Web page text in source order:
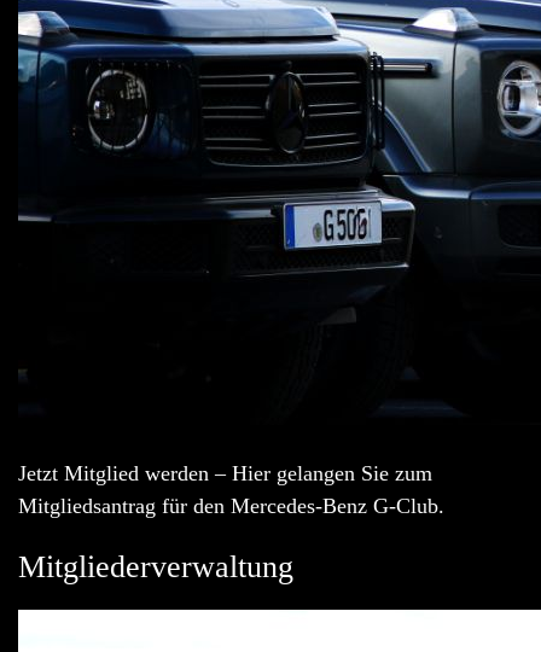
Jetzt Mitglied werden – Hier gelangen Sie zum
Mitgliedsantrag für den Mercedes-Benz G-Club.
Mitgliederverwaltung